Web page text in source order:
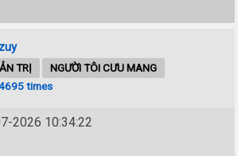
TRỊ
NGƯỜI TÔI CƯU MANG
times
2026 10:34:22